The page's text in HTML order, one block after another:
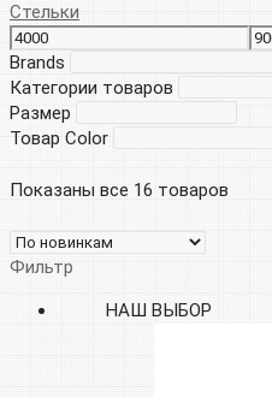
Стельки
Brands
Категории товаров
Размер
Товар Color
Показаны все 16 товаров
Фильтр
НАШ ВЫБОР